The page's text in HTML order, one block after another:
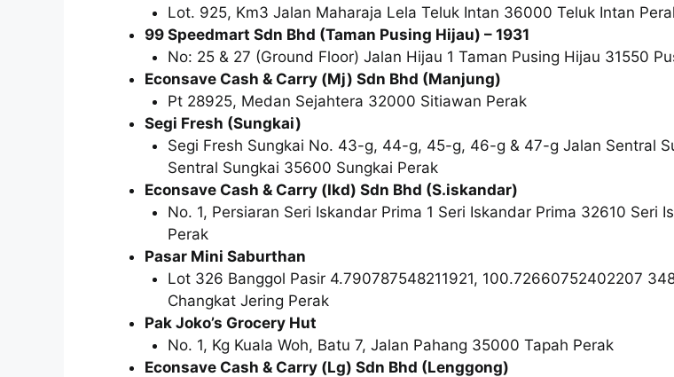
Lot. 925, Km3 Jalan Maharaja Lela Teluk Intan 36000 Teluk Intan
99 Speedmart Sdn Bhd (Taman Pusing Hijau) – 1931
No: 25 & 27 (Ground Floor) Jalan Hijau 1 Taman Pusing Hijau 31550
Econsave Cash & Carry (Mj) Sdn Bhd (Manjung)
Pt 28925, Medan Sejahtera 32000 Sitiawan Perak
Segi Fresh (Sungkai)
Segi Fresh Sungkai No. 43-g, 44-g, 45-g, 46-g & 47-g Jalan Sentral
Sentral Sungkai 35600 Sungkai Perak
Econsave Cash & Carry (Ikd) Sdn Bhd (S.iskandar)
No. 1, Persiaran Seri Iskandar Prima 1 Seri Iskandar Prima 32610 Seri
Perak
Pasar Mini Saburthan
Lot 326 Banggol Pasir 4.790787548211921, 100.72660752402207
Changkat Jering Perak
Pak Joko’s Grocery Hut
No. 1, Kg Kuala Woh, Batu 7, Jalan Pahang 35000 Tapah Perak
Econsave Cash & Carry (Lg) Sdn Bhd (Lenggong)